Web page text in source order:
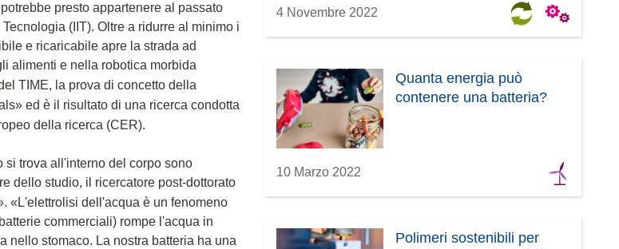
presto appartenere al passato
(IIT). Oltre a ridurre al minimo i
e ricaricabile apre la strada ad
alimenti e nella robotica morbida
TIME, la prova di concetto della
ed è il risultato di una ricerca condotta
della ricerca (CER).
trova all'interno del corpo sono
dello studio, il ricercatore post-dottorato
«L'elettrolisi dell'acqua è un fenomeno
commerciali) rompe l'acqua in
nello stomaco. La nostra batteria ha una
4 Novembre 2022
Quanta energia può
contenere una batteria?
10 Marzo 2022
Polimeri sostenibili per